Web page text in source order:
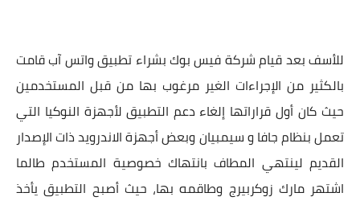
للأسف بعد قيام شركة فيس بوك بشراء تطبيق واتس آب قامت
بالكثير من الإجراءات الغير مرغوب بها من قبل المستخدمين
حيث كان أول قراراتها إلغاء دعم التطبيق لأجهزة النوكيا التي
تعمل بنظام جافا و سيمبيان وبعض أجهزة الاندرويد ذات الإصدار
القديم لينتهي المطاف بانتهاك خصوصية المستخدم طالما
اشتهر مارك زوكربيرج وطاقمه بها، حيث أصبح التطبيق يأخذ